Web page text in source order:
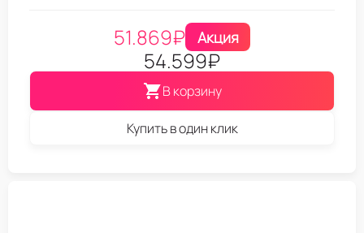
51.869₽ Акция
54.599₽
В корзину
Купить в один клик